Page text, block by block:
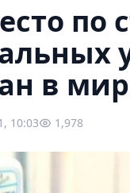
по
в
10:03 1,978